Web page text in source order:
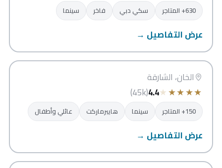
630+ المتاجر سكي دبي فاخر سينما
عرض التفاصيل →
الشارقة
سيتي سنتر الشارقة
الخان، الشارقة
★
★
★
★
★
4.4
(45k)
150+ المتاجر سينما هايبرماركت عائلي وأطفال
عرض التفاصيل →
العين مول